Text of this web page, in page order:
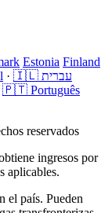
Estonia Finland
·
🇮🇱 עברית
🇵🇹 Português
reservados
ingresos por
aplicables.
el país. Pueden